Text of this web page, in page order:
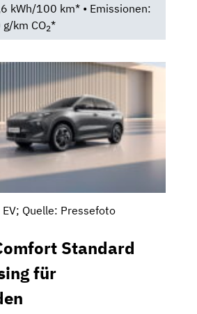
kWh/100 km* • Emissionen:
km CO2*
EV; Quelle: Pressefoto
Standard
für